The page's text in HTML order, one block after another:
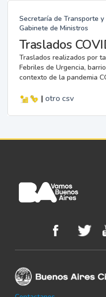
Secretaría de Transporte
Gabinete de Ministros
Traslados
Traslados realizados por
Febriles de Urgencia,
contexto de la pandemia
| otro csv